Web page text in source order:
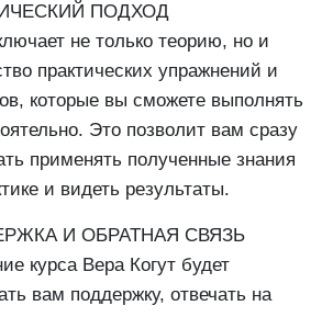
ПОДХОД
не только теорию, но и
практических упражнений и
которые вы сможете выполнять
Это позволит вам сразу
применять полученные знания
и видеть результаты.
И ОБРАТНАЯ СВЯЗЬ
курса Вера Когут будет
вам поддержку, отвечать на